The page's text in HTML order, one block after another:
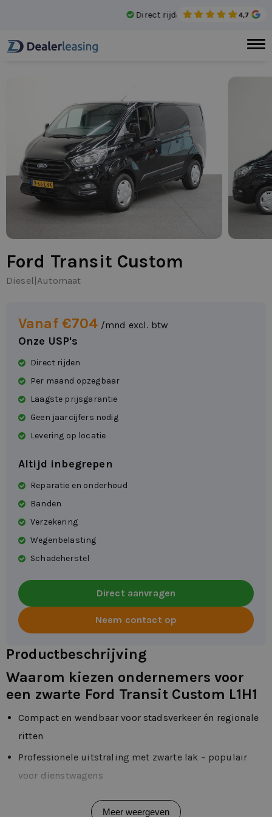
Ford Transit Custom
Diesel |Automaat
Vanaf €704 /mnd excl. btw
Onze USP's
Direct rijden
Per maand opzegbaar
Laagste prijsgarantie
Geen jaarcijfers nodig
Levering op locatie
Altijd inbegrepen
Reparatie en onderhoud
Banden
Verzekering
Wegenbelasting
Schadeherstel
Direct aanvragen
Neem contact op
Productbeschrijving
Waarom kiezen ondernemers voor
een zwarte Ford Transit Custom L1H1
Compact en wendbaar voor stadsverkeer én regionale
ritten
Professionele uitstraling met zwarte lak – populair
voor dienstwagens
Meer weergeven